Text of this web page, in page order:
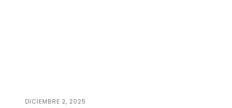
DICIEMBRE 2, 2025